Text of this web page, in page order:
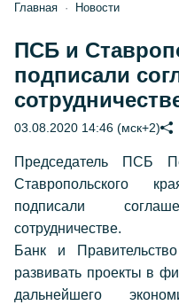
Главная Новости
ПСБ и
подписали
03.08.2020 14:46 (мск+2)
Председатель ПСБ
Ставропольского
подписали
сотрудничестве.
Банк и
развивать проекты в
дальнейшего